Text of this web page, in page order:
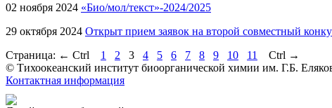
02 ноября 2024 «Био/​мол/​текст»-2024/​2025
29 октября 2024 Открыт прием заявок на второй совместный
Страница: ← Ctrl 1 2 3 4 5 6 7 8 9 10 11 Ctrl →
© Тихоокеанский институт биоорганической химии им. Г.Б.
Контактная информация